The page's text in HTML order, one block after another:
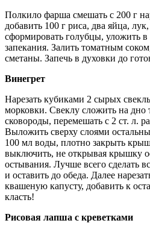
Полкило фарша смешать с 200 г
добавить 100 г риса, два яйца,
сформировать голубцы, уложить
запекания. Залить томатным
сметаны. Запечь в духовки до
Винегрет
Нарезать кубиками 2 сырых
морковки. Свеклу сложить на дно
сковороды, перемешать с 2 ст. л.
Выложить сверху слоями
100 мл воды, плотно закрыть
выключить, не открывая крышку
остывания. Лучше всего сделать
и оставить до обеда. Далее
квашеную капусту, добавить к
класть!
Рисовая лапша с креветками